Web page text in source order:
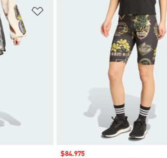
Añadir a la lista de deseos
Precio de venta
$84.975